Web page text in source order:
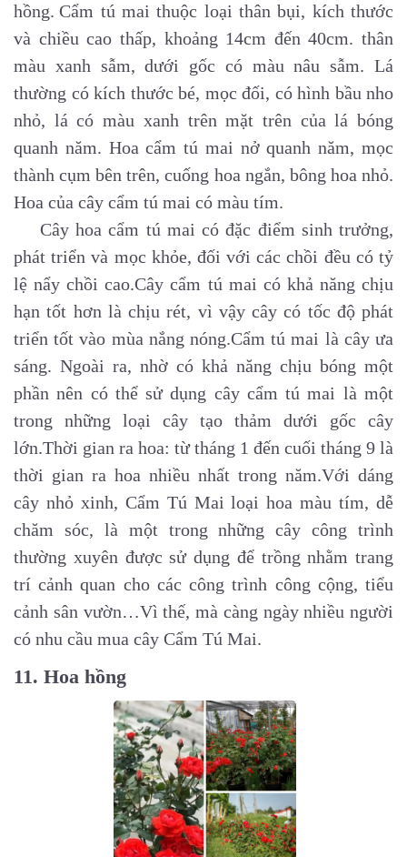
hồng. Cẩm tú mai thuộc loại thân bụi, kích thước
và chiều cao thấp, khoảng 14cm đến 40cm. thân
màu xanh sẫm, dưới gốc có màu nâu sẫm. Lá
thường có kích thước bé, mọc đối, có hình bầu nho
nhỏ, lá có màu xanh trên mặt trên của lá bóng
quanh năm. Hoa cẩm tú mai nở quanh năm, mọc
thành cụm bên trên, cuống hoa ngắn, bông hoa nhỏ.
Hoa của cây cẩm tú mai có màu tím.
Cây hoa cẩm tú mai có đặc điểm sinh trưởng,
phát triển và mọc khỏe, đối với các chồi đều có tỷ
lệ nẩy chồi cao.Cây cẩm tú mai có khả năng chịu
hạn tốt hơn là chịu rét, vì vậy cây có tốc độ phát
triển tốt vào mùa nắng nóng.Cẩm tú mai là cây ưa
sáng. Ngoài ra, nhờ có khả năng chịu bóng một
phần nên có thể sử dụng cây cẩm tú mai là một
trong những loại cây tạo thảm dưới gốc cây
lớn.Thời gian ra hoa: từ tháng 1 đến cuối tháng 9 là
thời gian ra hoa nhiều nhất trong năm.Với dáng
cây nhỏ xinh, Cẩm Tú Mai loại hoa màu tím, dễ
chăm sóc, là một trong những cây công trình
thường xuyên được sử dụng để trồng nhằm trang
trí cảnh quan cho các công trình công cộng, tiểu
cảnh sân vườn…Vì thế, mà càng ngày nhiều người
có nhu cầu mua cây Cẩm Tú Mai.
11. Hoa hồng